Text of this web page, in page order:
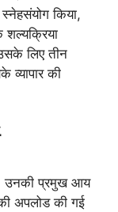
किया,
लिए तीन
व्यापार की
उनकी प्रमुख आय
अपलोड की गई